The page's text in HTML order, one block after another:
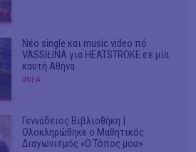
Νέο single και music video πό
VASSIŁINA για HEATSTROKE σε μία
καυτή Αθήνα
#ΝΕΑ
Γεννάδειος Βιβλιοθήκη |
Ολοκληρώθηκε ο Μαθητικός
Διαγωνισμός «Ο Τόπος μου»